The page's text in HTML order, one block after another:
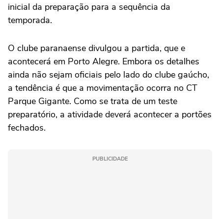
inicial da preparação para a sequência da
temporada.
O clube paranaense divulgou a partida, que e
acontecerá em Porto Alegre. Embora os detalhes
ainda não sejam oficiais pelo lado do clube gaúcho,
a tendência é que a movimentação ocorra no CT
Parque Gigante. Como se trata de um teste
preparatório, a atividade deverá acontecer a portões
fechados.
PUBLICIDADE